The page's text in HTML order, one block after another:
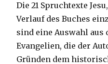
Die 21 Spruchtexte
Verlauf des Buches
sind eine Auswahl aus
Evangelien, die der
Gründen dem